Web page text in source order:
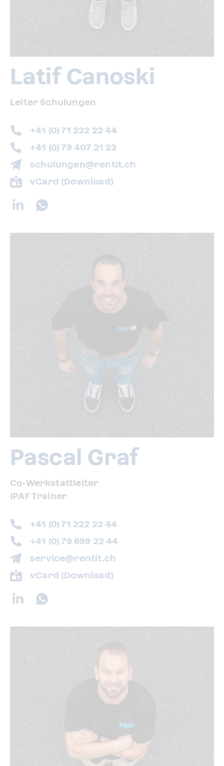
Latif Canoski
Leiter Schulungen
+41 (0) 71 222 22 44
+41 (0) 79 407 21 22
schulungen@rentit.ch
vCard (Download)
Pascal Graf
Co-Werkstattleiter
IPAF Trainer
+41 (0) 71 222 22 44
+41 (0) 79 699 22 44
service@rentit.ch
vCard (Download)